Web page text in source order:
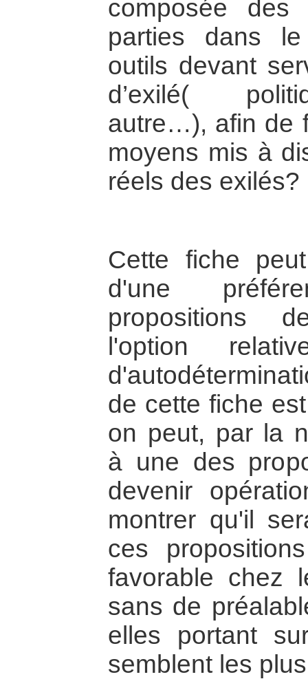
composée des
parties dans
outils devant
d’exilé(
autre…), afin de
moyens mis à
réels des exilés?
Cette fiche
d'une
propositions
l'option
de cette fiche
on peut, par la
à une des
devenir
montrer qu'il
ces
favorable chez
sans de
elles portant
semblent les